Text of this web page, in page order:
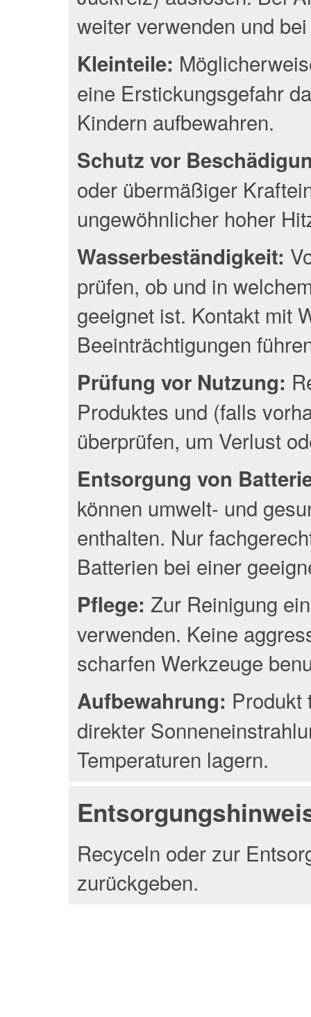
weiter verwenden und
Kleinteile:
eine Erstickungsgefahr
Kindern aufbewahren.
Schutz vor
oder übermäßiger
ungewöhnlicher hoher
Wasserbeständigkeit:
prüfen, ob und in
geeignet ist. Kontakt mit
Beeinträchtigungen
Prüfung vor Nutzung:
Produktes und (falls
überprüfen, um Verlust
Entsorgung von
können umwelt- und
enthalten. Nur
Batterien bei einer
Pflege: Zur Reinigung
verwenden. Keine
scharfen Werkzeuge
Aufbewahrung: Produkt
direkter
Temperaturen lagern.
Recyceln oder zur
zurückgeben.